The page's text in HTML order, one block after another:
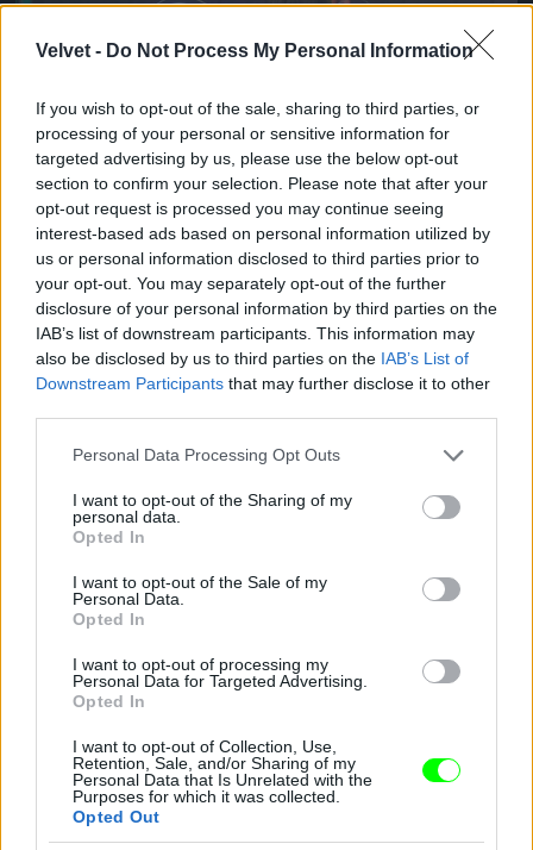
Velvet - Do Not Process My Personal Information
If you wish to opt-out of the sale, sharing to third parties, or
processing of your personal or sensitive information for
targeted advertising by us, please use the below opt-out
section to confirm your selection. Please note that after your
opt-out request is processed you may continue seeing
interest-based ads based on personal information utilized by
us or personal information disclosed to third parties prior to
your opt-out. You may separately opt-out of the further
disclosure of your personal information by third parties on the
IAB’s list of downstream participants. This information may
also be disclosed by us to third parties on the IAB’s List of
Downstream Participants that may further disclose it to other
Please note that this website/app uses one or more Google
not limited to your visit or usage behaviour. You may click to
grant or deny consent to Google and its third-party tags to
use your data for below specified purposes in below Google
consent section.
Personal Data Processing Opt Outs
I want to opt-out of the Sharing of my
personal data.
Opted In
I want to opt-out of the Sale of my
Personal Data.
Opted In
I want to opt-out of processing my
Personal Data for Targeted Advertising.
Opted In
I want to opt-out of Collection, Use,
Retention, Sale, and/or Sharing of my
Personal Data that Is Unrelated with the
Purposes for which it was collected.
Opted Out
Ez a csillogó izé mindenesetre meglepően sokat
takar a fenekéből
Fotó: Gregory Pace / Beimages / Northfoto